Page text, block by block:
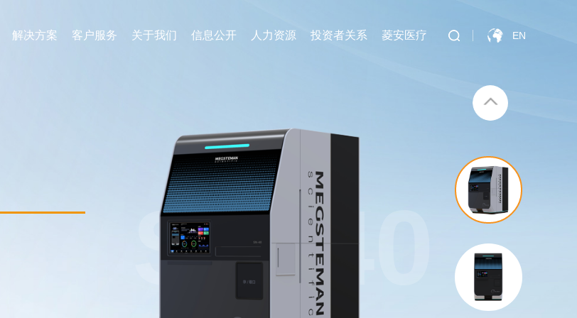
EN
解决方案 客户服务 关于我们 信息公开 人力资源 投资者关系 菱安医疗
SN-40